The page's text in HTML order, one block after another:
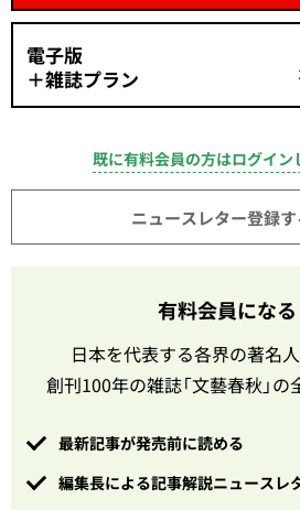
電子版
＋雑誌プラン
既に有料会員の方はログイン
ニュースレター登録す
有料会員にな
日本を代表する各界の著名
創刊100年の雑誌「文藝春秋」の
最新記事が発売前に読める
編集長による記事解説ニュースレ